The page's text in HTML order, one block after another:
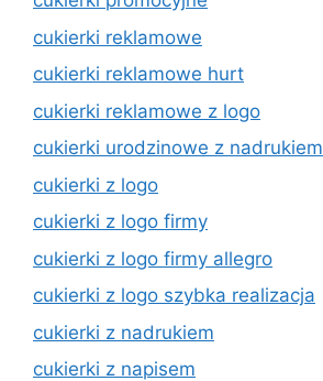
cukierki reklamowe
cukierki reklamowe hurt
cukierki reklamowe z logo
cukierki urodzinowe z nadrukiem
cukierki z logo
cukierki z logo firmy
cukierki z logo firmy allegro
cukierki z logo szybka realizacja
cukierki z nadrukiem
cukierki z napisem